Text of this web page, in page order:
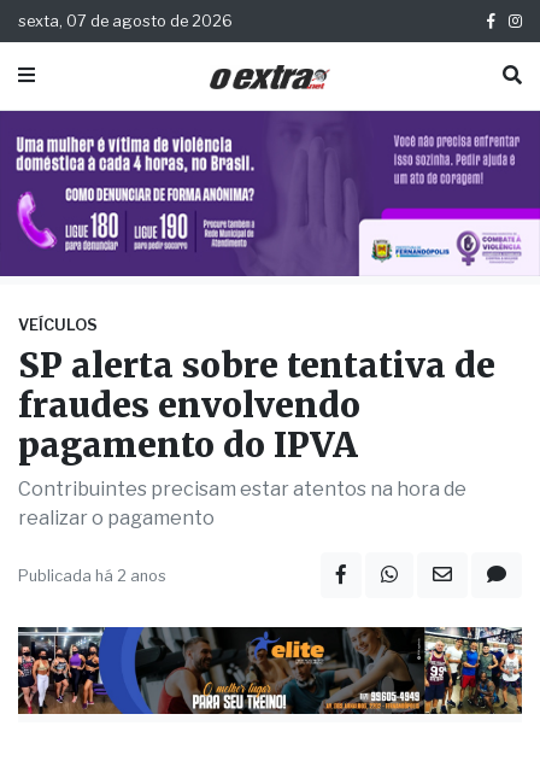
sexta, 07 de agosto de 2026
VEÍCULOS
SP alerta sobre tentativa de
fraudes envolvendo
pagamento do IPVA
Contribuintes precisam estar atentos na hora de
realizar o pagamento
Publicada há 2 anos